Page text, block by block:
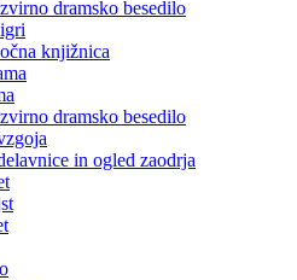
dramsko besedilo
knjižnica
dramsko besedilo
in ogled zaodrja